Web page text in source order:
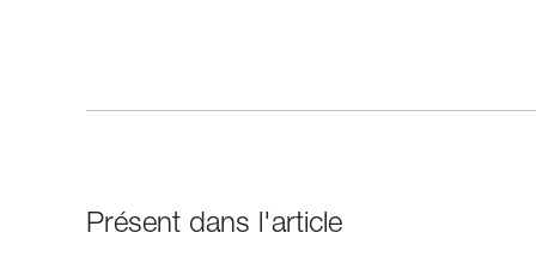
Présent dans l'article